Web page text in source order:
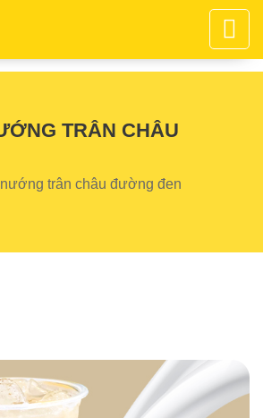
TRÂN CHÂU
trân châu đường đen